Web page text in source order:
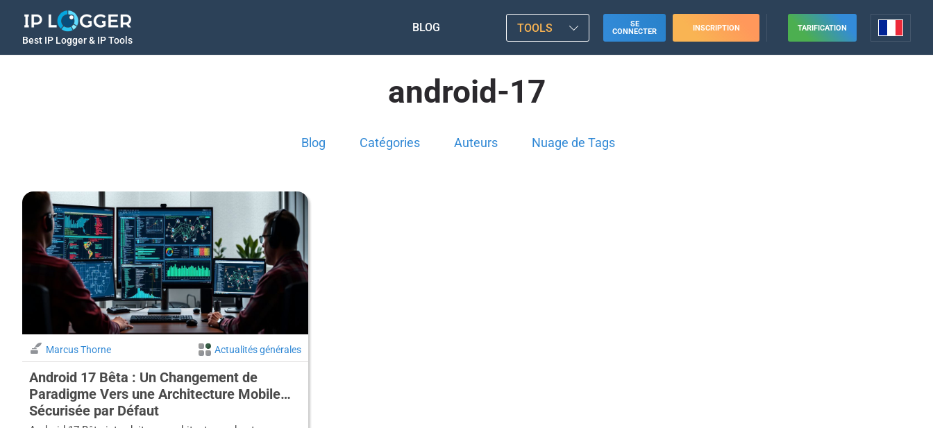
Best IP Logger & IP Tools
BLOG TOOLS
SE
CONNECTER
INSCRIPTION TARIFICATION
android-17
Blog Catégories Auteurs Nuage de Tags
Marcus Thorne Actualités générales
Android 17 Bêta : Un Changement de
Paradigme Vers une Architecture Mobile
Sécurisée par Défaut